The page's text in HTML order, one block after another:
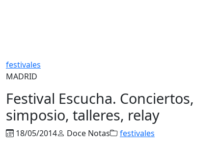
festivales
MADRID
Festival Escucha. Conciertos,
simposio, talleres, relay
18/05/2014 Doce Notas festivales